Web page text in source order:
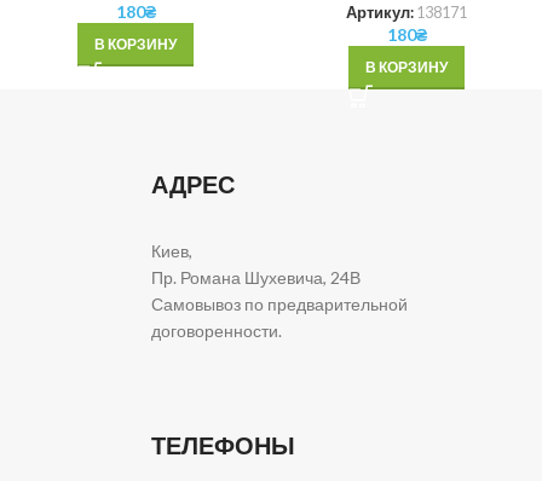
180₴
В КОРЗИНУ
Артикул: 138171
180₴
В КОРЗИНУ
АДРЕС
Киев,
Пр. Романа Шухевича, 24В
Самовывоз по предварительной
договоренности.
ТЕЛЕФОНЫ